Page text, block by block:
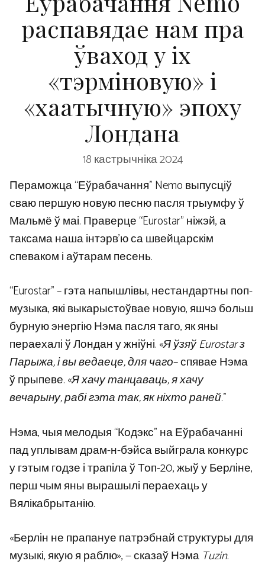
распавядае нам пра
ўваход у іх
«тэрміновую» і
«хаатычную» эпоху
Лондана
18 кастрычніка 2024
Пераможца “Еўрабачання” Nemo выпусціў
сваю першую новую песню пасля трыумфу ў
Мальмё ў маі. Праверце “Eurostar” ніжэй, а
таксама наша інтэрв’ю са швейцарскім
спеваком і аўтарам песень.
“Eurostar” – гэта напышлівы, нестандартны поп-
музыка, які выкарыстоўвае новую, яшчэ больш
бурную энергію Нэма пасля таго, як яны
пераехалі ў Лондан у жніўні. «Я ўзяў Eurostar з
Парыжа, і вы ведаеце, для чаго– спявае Нэма
ў прыпеве. «Я хачу танцаваць, я хачу
вечарыну, рабі гэта так, як ніхто раней.”
Нэма, чыя мелодыя “Кодэкс” на Еўрабачанні
пад уплывам драм-н-бэйса выйграла конкурс
у гэтым годзе і трапіла ў Топ-20, жыў у Берліне,
перш чым яны вырашылі пераехаць у
Вялікабрытанію.
«Берлін не прапануе патрэбнай структуры для
музыкі, якую я раблю», — сказаў Нэма Tuzin.